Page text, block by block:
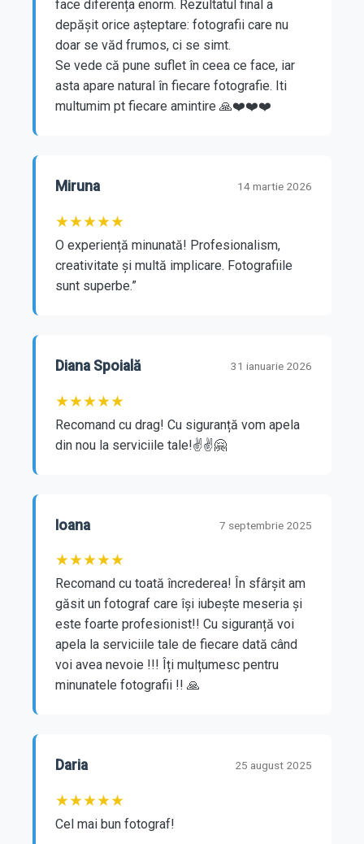
face diferența enorm. Rezultatul final a
depășit orice așteptare: fotografii care nu
doar se văd frumos, ci se simt.
Se vede că pune suflet în ceea ce face, iar
asta apare natural în fiecare fotografie. Iti
multumim pt fiecare amintire 🙏❤️❤️❤️
Miruna 14 martie 2026
★★★★★
O experiență minunată! Profesionalism,
creativitate și multă implicare. Fotografiile
sunt superbe.”
Diana Spoială 31 ianuarie 2026
★★★★★
Recomand cu drag! Cu siguranță vom apela
din nou la serviciile tale!✌️✌️🤗
Ioana 7 septembrie 2025
★★★★★
Recomand cu toată încrederea! În sfârșit am
găsit un fotograf care își iubește meseria și
este foarte profesionist!! Cu siguranță voi
apela la serviciile tale de fiecare dată când
voi avea nevoie !!! Îți mulțumesc pentru
minunatele fotografii !! 🙏
Daria 25 august 2025
★★★★★
Cel mai bun fotograf!